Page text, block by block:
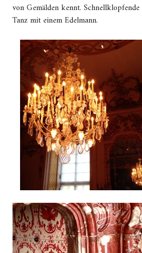
von Gemälden kennt.
Tanz mit einem Edelmann.